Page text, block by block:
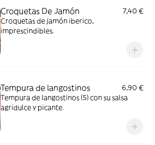
Croquetas De Jamón
7,40 €
Croquetas de jamón iberico,
imprescindibles.
Tempura de langostinos
6,90 €
Tempura de langostinos (5) con su salsa
agridulce y picante.